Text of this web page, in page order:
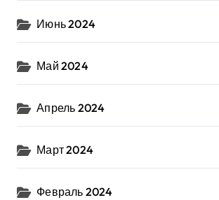
Июнь 2024
Май 2024
Апрель 2024
Март 2024
Февраль 2024